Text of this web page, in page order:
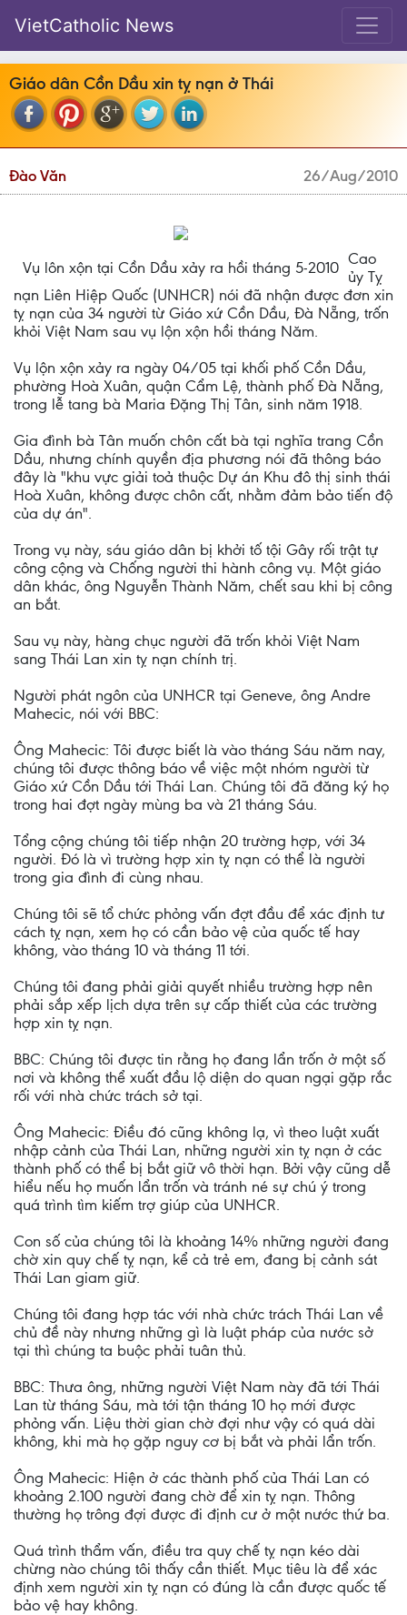
VietCatholic News
Giáo dân Cồn Dầu xin tỵ nạn ở Thái
Đào Văn 26/Aug/2010
Vụ lôn xộn tại Cồn Dầu xảy ra hồi tháng 5-2010 Cao
ủy Tỵ
nạn Liên Hiệp Quốc (UNHCR) nói đã nhận được đơn xin
tỵ nạn của 34 người từ Giáo xứ Cồn Dầu, Đà Nẵng, trốn
khỏi Việt Nam sau vụ lộn xộn hồi tháng Năm.
Vụ lộn xộn xảy ra ngày 04/05 tại khối phố Cồn Dầu,
phường Hoà Xuân, quận Cẩm Lệ, thành phố Đà Nẵng,
trong lễ tang bà Maria Đặng Thị Tân, sinh năm 1918.
Gia đình bà Tân muốn chôn cất bà tại nghĩa trang Cồn
Dầu, nhưng chính quyền địa phương nói đã thông báo
đây là "khu vực giải toả thuộc Dự án Khu đô thị sinh thái
Hoà Xuân, không được chôn cất, nhằm đảm bảo tiến độ
của dự án".
Trong vụ này, sáu giáo dân bị khởi tố tội Gây rối trật tự
công cộng và Chống người thi hành công vụ. Một giáo
dân khác, ông Nguyễn Thành Năm, chết sau khi bị công
an bắt.
Sau vụ này, hàng chục người đã trốn khỏi Việt Nam
sang Thái Lan xin tỵ nạn chính trị.
Người phát ngôn của UNHCR tại Geneve, ông Andre
Mahecic, nói với BBC:
Ông Mahecic: Tôi được biết là vào tháng Sáu năm nay,
chúng tôi được thông báo về việc một nhóm người từ
Giáo xứ Cồn Dầu tới Thái Lan. Chúng tôi đã đăng ký họ
trong hai đợt ngày mùng ba và 21 tháng Sáu.
Tổng cộng chúng tôi tiếp nhận 20 trường hợp, với 34
người. Đó là vì trường hợp xin tỵ nạn có thể là người
trong gia đình đi cùng nhau.
Chúng tôi sẽ tổ chức phỏng vấn đợt đầu để xác định tư
cách tỵ nạn, xem họ có cần bảo vệ của quốc tế hay
không, vào tháng 10 và tháng 11 tới.
Chúng tôi đang phải giải quyết nhiều trường hợp nên
phải sắp xếp lịch dựa trên sự cấp thiết của các trường
hợp xin tỵ nạn.
BBC: Chúng tôi được tin rằng họ đang lẩn trốn ở một số
nơi và không thể xuất đầu lộ diện do quan ngại gặp rắc
rối với nhà chức trách sở tại.
Ông Mahecic: Điều đó cũng không lạ, vì theo luật xuất
nhập cảnh của Thái Lan, những người xin tỵ nạn ở các
thành phố có thể bị bắt giữ vô thời hạn. Bởi vậy cũng dễ
hiểu nếu họ muốn lẩn trốn và tránh né sự chú ý trong
quá trình tìm kiếm trợ giúp của UNHCR.
Con số của chúng tôi là khoảng 14% những người đang
chờ xin quy chế tỵ nạn, kể cả trẻ em, đang bị cảnh sát
Thái Lan giam giữ.
Chúng tôi đang hợp tác với nhà chức trách Thái Lan về
chủ đề này nhưng những gì là luật pháp của nước sở
tại thì chúng ta buộc phải tuân thủ.
BBC: Thưa ông, những người Việt Nam này đã tới Thái
Lan từ tháng Sáu, mà tới tận tháng 10 họ mới được
phỏng vấn. Liệu thời gian chờ đợi như vậy có quá dài
không, khi mà họ gặp nguy cơ bị bắt và phải lẩn trốn.
Ông Mahecic: Hiện ở các thành phố của Thái Lan có
khoảng 2.100 người đang chờ để xin tỵ nạn. Thông
thường họ trông đợi được đi định cư ở một nước thứ ba.
Quá trình thẩm vấn, điều tra quy chế tỵ nạn kéo dài
chừng nào chúng tôi thấy cần thiết. Mục tiêu là để xác
định xem người xin tỵ nạn có đúng là cần được quốc tế
bảo vệ hay không.